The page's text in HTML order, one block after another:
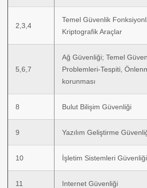
2,3,4
Temel Güvenlik
Kriptografik Araçlar
5,6,7
Ağ Güvenliği; Temel
Problemleri-Tespiti,
korunması
8 Bulut Bilişim Güvenliği
9 Yazılım Geliştirme
10 İşletim Sistemleri Güvenliği
11 Internet Güvenliği